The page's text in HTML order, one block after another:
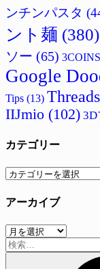
ンチンパスタ
ント麺 (380)
ソー (65) 3COINS
Google
Tips (13) Threads
IIJmio (102) 3D
カテゴリー
カ
ゴ
ー
アーカイブ
ア
ー
検
索: